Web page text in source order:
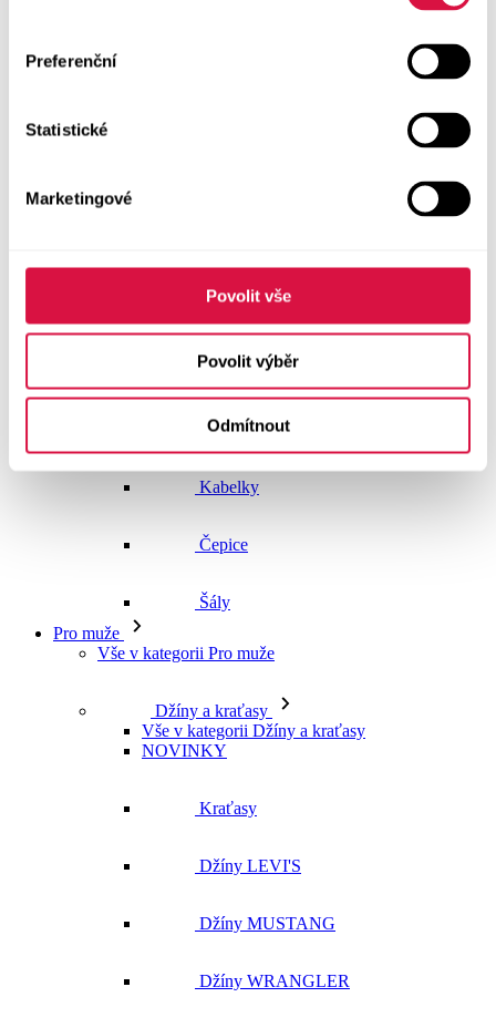
Preferenční
Statistické
Marketingové
Povolit vše
Povolit výběr
Odmítnout
Boty GEOX
Pásky
Peněženky
Kabelky
Čepice
Šály
Pro muže
Vše v kategorii Pro muže
Džíny a kraťasy
Vše v kategorii Džíny a kraťasy
NOVINKY
Kraťasy
Džíny LEVI'S
Džíny MUSTANG
Džíny WRANGLER